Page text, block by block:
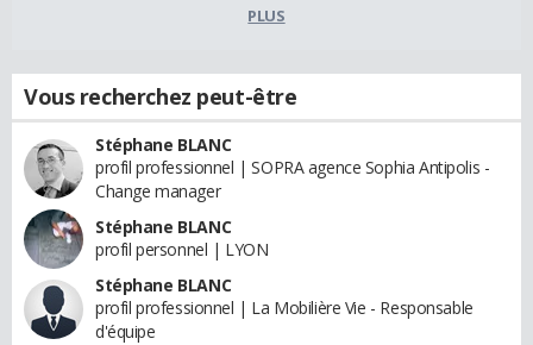
PLUS
Vous recherchez peut-être
Stéphane BLANC
profil professionnel | SOPRA agence Sophia Antipolis -
Change manager
Stéphane BLANC
profil personnel | LYON
Stéphane BLANC
profil professionnel | La Mobilière Vie - Responsable
d'équipe